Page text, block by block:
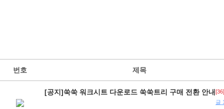
번호 제목
[공지]쑥쑥 워크시트 다운로드 쑥쑥트리 구매 전환 안내 [36]
글